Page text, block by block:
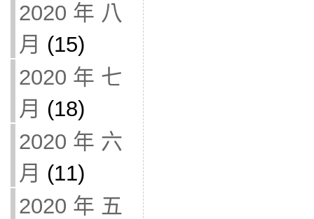
2020 年 八
月 (15)
2020 年 七
月 (18)
2020 年 六
月 (11)
2020 年 五